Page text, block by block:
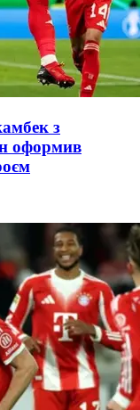
з
оформив